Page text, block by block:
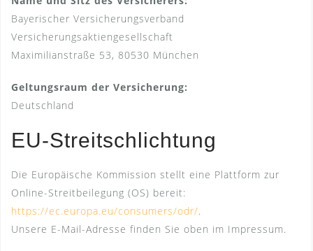
Bayerischer Versicherungsverband
Versicherungsaktiengesellschaft
Maximilianstraße 53, 80530 München
Geltungsraum der Versicherung:
Deutschland
EU-Streitschlichtung
Die Europäische Kommission stellt eine Plattform zur
Online-Streitbeilegung (OS) bereit:
https://ec.europa.eu/consumers/odr/.
Unsere E-Mail-Adresse finden Sie oben im Impressum.